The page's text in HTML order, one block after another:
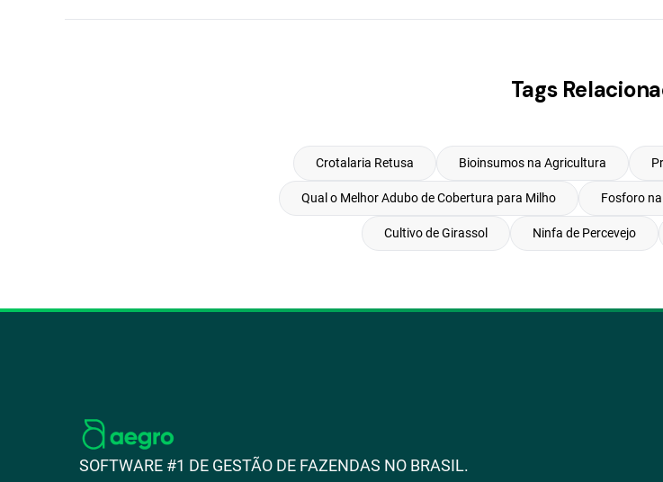
Tags
Crotalaria Retusa Bioinsumos na Agricultura
Qual o Melhor Adubo de Cobertura para Milho Fosforo na
Cultivo de Girassol Ninfa de Percevejo
SOFTWARE #1 DE GESTÃO DE FAZENDAS NO BRASIL.